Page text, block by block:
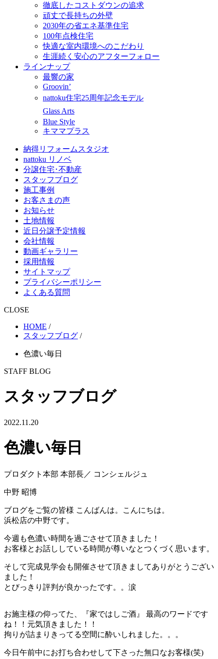
徹底したコストダウンの追求
頑丈で長持ちの外壁
2030年の省エネ基準住宅
100年点検住宅
快適な室内環境へのこだわり
生涯続く安心のアフターフォロー
ラインナップ
最響の家
Groovin’
nattoku住宅25周年記念モデル
Glass Arts
Blue Style
キママプラス
納得リフォームスタジオ
nattoku リノベ
分譲住宅･不動産
スタッフブログ
施工事例
お客さまの声
お知らせ
土地情報
近日分譲予定情報
会社情報
動画ギャラリー
採用情報
サイトマップ
プライバシーポリシー
よくある質問
CLOSE
HOME /
スタッフブログ /
色濃い毎日
STAFF BLOG
スタッフブログ
2022.11.20
色濃い毎日
プロダクト本部 本部長／ コンシェルジュ
中野 昭博
ブログをご覧の皆様 こんばんは。こんにちは。
浜松店の中野です。
今週も色濃い時間を過ごさせて頂きました！
お客様とお話ししている時間が尊いなとつくづく思います。
そして完成見学会も開催させて頂きましてありがとうござい
ました！
とびっきり評判が良かったです。。涙
お施主様の仰ってた、『家ではしご酒』 最高のワードです
ね！！元気頂きました！！
拘りが詰まりきってる空間に酔いしれました。。。
今日午前中にお打ち合わせして下さった無口なお客様(笑)